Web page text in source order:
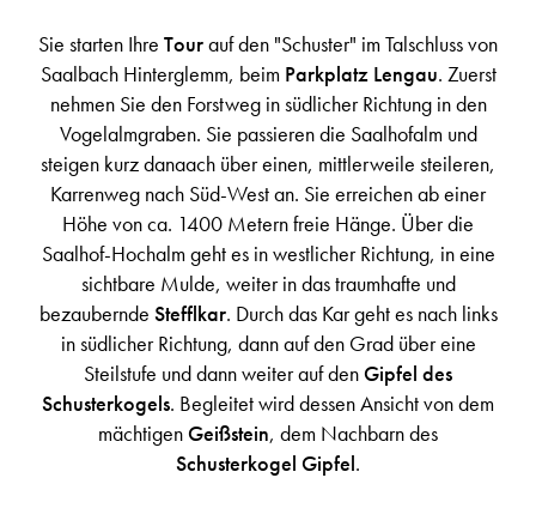
Sie starten Ihre Tourauf den "Schuster" im Talschluss von
Saalbach Hinterglemm, beim Parkplatz Lengau. Zuerst
nehmen Sie den Forstweg in südlicher Richtung in den
Vogelalmgraben. Sie passieren die Saalhofalm und
steigen kurz danaach über einen, mittlerweile steileren,
Karrenweg nach Süd-West an. Sie erreichen ab einer
Höhe von ca. 1400 Metern freie Hänge. Über die
Saalhof-Hochalm geht es in westlicher Richtung, in eine
sichtbare Mulde, weiter in das traumhafte und
bezaubernde Stefflkar. Durch das Kar geht es nach links
in südlicher Richtung, dann auf den Grad über eine
Steilstufe und dann weiter auf denGipfel des
Schusterkogels. Begleitet wird dessen Ansicht von dem
mächtigenGeißstein, dem Nachbarn des
Schusterkogel Gipfel.